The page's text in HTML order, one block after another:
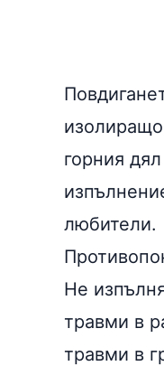
горния
любители.
Не
травми в
травми в